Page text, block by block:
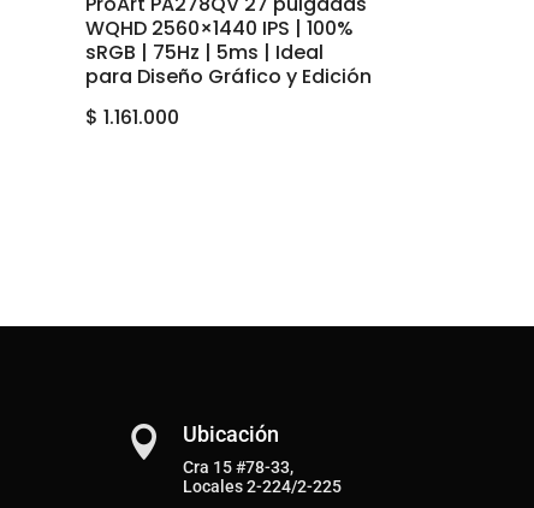
WQHD 2560×1440 IPS | 100%
sRGB | 75Hz | 5ms | Ideal
para Diseño Gráfico y Edición
$ 1.161.000
 Ubicación
Cra 15 #78-33,
Locales 2-224/2-225